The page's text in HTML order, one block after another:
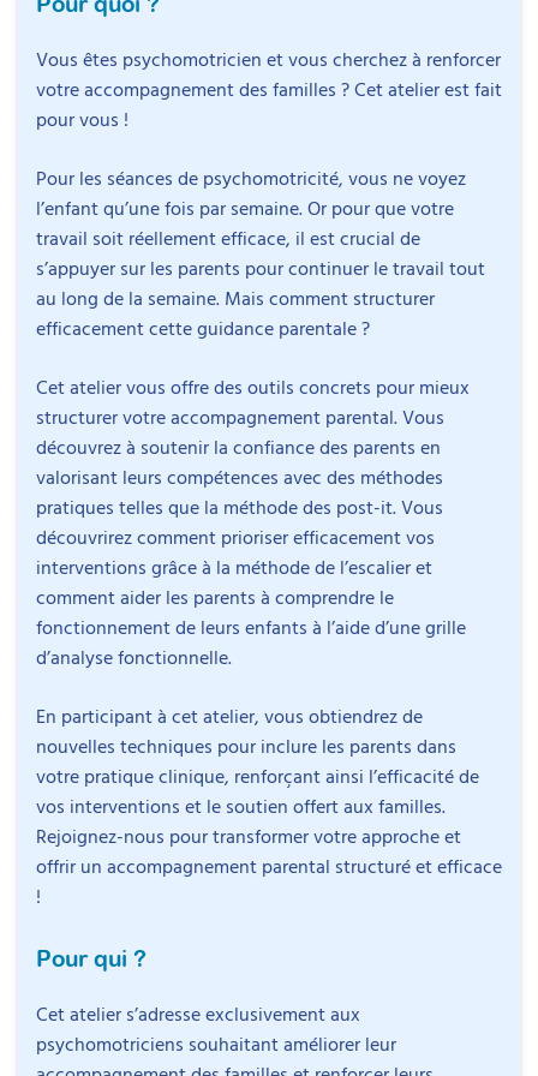
Vous êtes psychomotricien et vous cherchez à renforcer
votre accompagnement des familles ? Cet atelier est fait
pour vous !
Pour les séances de psychomotricité, vous ne voyez
l’enfant qu’une fois par semaine. Or pour que votre
travail soit réellement efficace, il est crucial de
s’appuyer sur les parents pour continuer le travail tout
au long de la semaine. Mais comment structurer
efficacement cette guidance parentale ?
Cet atelier vous offre des outils concrets pour mieux
structurer votre accompagnement parental. Vous
découvrez à soutenir la confiance des parents en
valorisant leurs compétences avec des méthodes
pratiques telles que la méthode des post-it. Vous
découvrirez comment prioriser efficacement vos
interventions grâce à la méthode de l’escalier et
comment aider les parents à comprendre le
fonctionnement de leurs enfants à l’aide d’une grille
d’analyse fonctionnelle.
En participant à cet atelier, vous obtiendrez de
nouvelles techniques pour inclure les parents dans
votre pratique clinique, renforçant ainsi l’efficacité de
vos interventions et le soutien offert aux familles.
Rejoignez-nous pour transformer votre approche et
offrir un accompagnement parental structuré et efficace
!
Pour qui ?
Cet atelier s’adresse exclusivement aux
psychomotriciens souhaitant améliorer leur
Intervenant
Julia Duvernay
Psychomotricienne diplômée d’État et